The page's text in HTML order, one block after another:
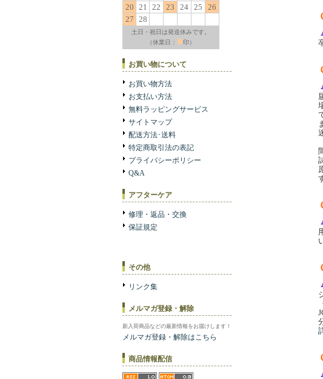
20 21 22 23 24 25
26
27 28
土日・祝日は発送休みです。
（休業日： ■印）
お買い物について
お買い物方法
お支払い方法
無料ラッピングサービス
サイトマップ
配送方法･送料
特定商取引法の表記
プライバシーポリシー
Q&A
アフターケア
修理・返品・交換
保証規定
その他
リンク集
メルマガ登録・解除
新入荷商品などの最新情報をお届けします！
メルマガ登録・解除はこちら
商品情報配信